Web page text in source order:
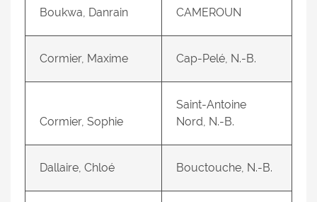
Boukwa, Danrain CAMEROUN
Cormier, Maxime Cap-Pelé, N.-B.
Cormier, Sophie
Saint-Antoine
Nord, N.-B.
Dallaire, Chloé Bouctouche, N.-B.